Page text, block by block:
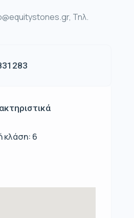
Τηλ.
κλάση: 6